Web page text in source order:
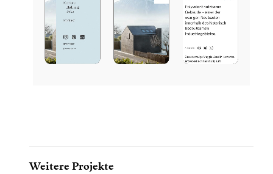
Weitere Projekte